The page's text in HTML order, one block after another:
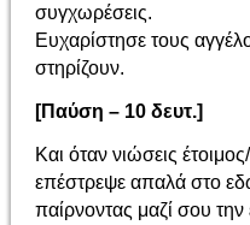
συγχωρέσεις.
Ευχαρίστησε τους
στηρίζουν.
[Παύση – 10 δευτ.]
Και όταν νιώσεις
επέστρεψε απαλά στο
παίρνοντας μαζί σου την